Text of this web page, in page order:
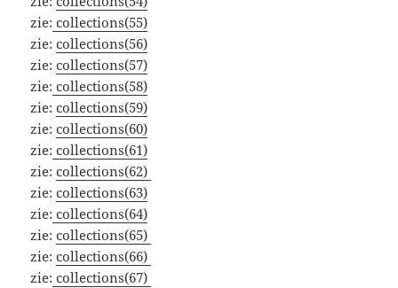
zie: collections(55)
zie:collections(56)
zie:collections(57)
zie: collections(58)
zie:collections(59)
zie:collections(60)
zie: collections(61)
zie:collections(62)
zie:collections(63)
zie: collections(64)
zie:collections(65)
zie:collections(66)
zie: collections(67)